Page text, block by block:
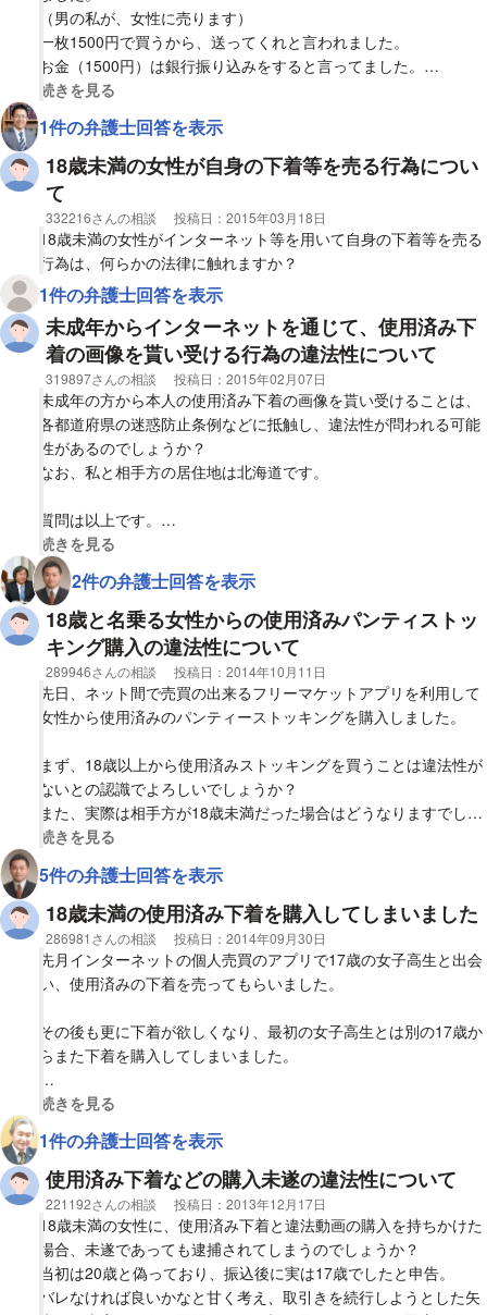
（男の私が、女性に売ります）
一枚1500円で買うから、送ってくれと言われました。
お金（1500円）は銀行振り込みをすると言ってました。
これは違法ですか？
視覚的に省略された相談全文の
続きを見る
1件の弁護士回答を表示
18歳未満の女性が自身の下着等を売る行為につい
て
相談者
332216さんの相談 投稿日： 2015年03月18日
18歳未満の女性がインターネット等を用いて自身の下着等を売る
行為は、何らかの法律に触れますか？
1件の弁護士回答を表示
未成年からインターネットを通じて、使用済み下
着の画像を貰い受ける行為の違法性について
相談者
319897さんの相談 投稿日： 2015年02月07日
未成年の方から本人の使用済み下着の画像を貰い受けることは、
各都道府県の迷惑防止条例などに抵触し、違法性が問われる可能
性があるのでしょうか？
なお、私と相手方の居住地は北海道です。
質問は以上です。
宜しくお願い致します。
視覚的に省略された相談全文の
続きを見る
2件の弁護士回答を表示
18歳と名乗る女性からの使用済みパンティストッ
キング購入の違法性について
相談者
289946さんの相談 投稿日： 2014年10月11日
先日、ネット間で売買の出来るフリーマケットアプリを利用して
女性から使用済みのパンティーストッキングを購入しました。
まず、18歳以上から使用済みストッキングを買うことは違法性が
ないとの認識でよろしいでしょうか？
また、実際は相手方が18歳未満だった場合はどうなりますでしょ
うか？
なお、確認として購入前に年齢を聞くと18歳と言っていました。
年齢確認のやりとりは念のため保存しています。
ネット間でこれ以上年齢を確認する術がなくこれ以上は聞けませ
んでした。
以上です。
ご教授お願い致します。
視覚的に省略された相談全文の
続きを見る
5件の弁護士回答を表示
18歳未満の使用済み下着を購入してしまいました
相談者
286981さんの相談 投稿日： 2014年09月30日
先月インターネットの個人売買のアプリで17歳の女子高生と出会
い、使用済みの下着を売ってもらいました。
その後も更に下着が欲しくなり、最初の女子高生とは別の17歳か
らまた下着を購入してしまいました。
あとで調べてみると18歳未満の使用済み下着の売買は条例違反に
のでしょうか？
また自首をした方が罪は軽くなるのでしょうか？
回答お待ちしております。
視覚的に省略された相談全文の
続きを見る
1件の弁護士回答を表示
使用済み下着などの購入未遂の違法性について
相談者
221192さんの相談 投稿日： 2013年12月17日
18歳未満の女性に、使用済み下着と違法動画の購入を持ちかけた
場合、未遂であっても逮捕されてしまうのでしょうか？
当初は20歳と偽っており、振込後に実は17歳でしたと申告。
バレなければ良いかなと甘く考え、取引きを続行しようとした矢